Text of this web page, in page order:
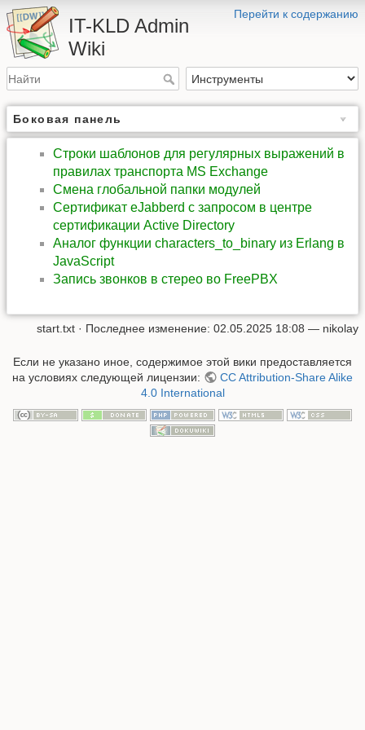
Перейти к содержанию
IT-KLD Admin
Wiki
Боковая панель
Строки шаблонов для регулярных выражений в
правилах транспорта MS Exchange
Смена глобальной папки модулей
Сертификат eJabberd с запросом в центре
сертификации Active Directory
Аналог функции characters_to_binary из Erlang в
JavaScript
Запись звонков в стерео во FreePBX
start.txt · Последнее изменение: 02.05.2025 18:08 — nikolay
Если не указано иное, содержимое этой вики предоставляется
на условиях следующей лицензии:
CC Attribution-Share Alike
4.0 International